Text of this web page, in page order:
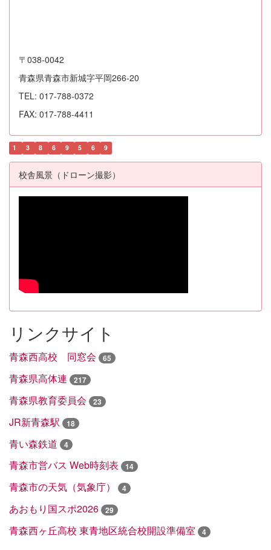
〒038-0042
青森県青森市新城字平岡266-20
TEL: 017-788-0372
FAX: 017-788-4411
1 3 8 6 9 5 6 9
校舎風景（ドローン撮影）
リンクサイト
青森西高校 同窓会 65
青森県高体連 217
青森県教育委員会 23
JR新青森駅 18
青い森鉄道 4
青森市営バス Web時刻表 14
青森市の天気（気象庁） 4
あおもり国スポ2026 29
青森西ヶ丘高校 東青地区統合校開設準備室 4